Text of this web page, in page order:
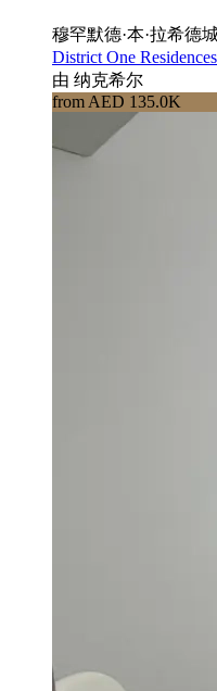
穆罕默德·本·拉希德
District One
由 纳克希尔
from AED 135.0K